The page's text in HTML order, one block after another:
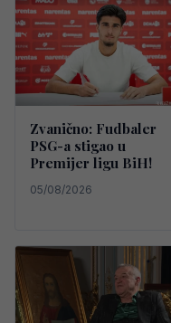
Zvanično: Fudbaler
PSG-a stigao u
Premijer ligu BiH!
05/08/2026